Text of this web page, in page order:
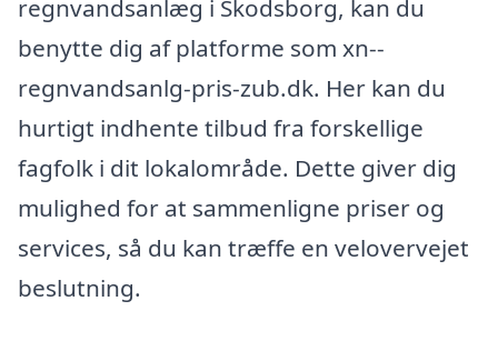
regnvandsanlæg i Skodsborg, kan du
benytte dig af platforme som xn--
regnvandsanlg-pris-zub.dk. Her kan du
hurtigt indhente tilbud fra forskellige
fagfolk i dit lokalområde. Dette giver dig
mulighed for at sammenligne priser og
services, så du kan træffe en velovervejet
beslutning.